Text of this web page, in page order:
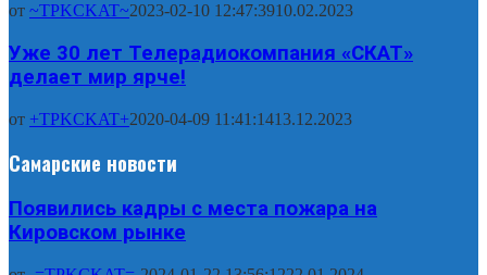
от ~TPKCKAT~2023-02-10 12:47:3910.02.2023
Уже 30 лет Телерадиокомпания «СКАТ»
делает мир ярче!
от +TPKCKAT+2020-04-09 11:41:1413.12.2023
Самарские новости
Появились кадры с места пожара на
Кировском рынке